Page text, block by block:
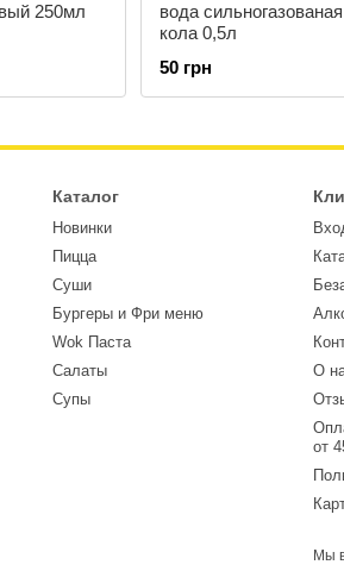
250мл
вода
кола 0,5л
50 грн
Каталог
Новинки
Пицца
Суши
Бургеры и Фри меню
Wok Паста
Салаты
Супы
О
от
Мы